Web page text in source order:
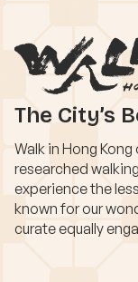
The City’s
Walk in Hong
researched
experience the
known for our
curate equally